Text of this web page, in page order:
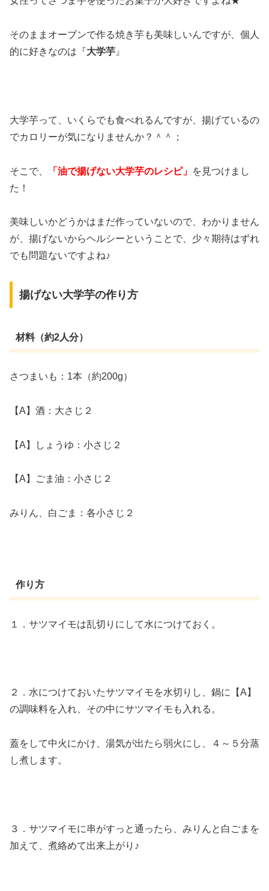
そのままオーブンで作る焼き芋も美味しいんですが、個人
的に好きなのは 『大学芋 』
大学芋って、いくらでも食べれるんですが、揚げているの
でカロリーが気になりませんか？＾＾；
そこで、 「油で揚げない大学芋のレシピ」 を見つけまし
た！
美味しいかどうかはまだ作っていないので、わかりません
が、揚げないからヘルシーということで、少々期待はずれ
でも問題ないですよね♪
揚げない大学芋の作り方
材料（約2人分）
さつまいも：1本（約200g）
【A】酒：大さじ２
【A】しょうゆ：小さじ２
【A】ごま油：小さじ２
みりん、白ごま：各小さじ２
作り方
１．サツマイモは乱切りにして水につけておく。
２．水につけておいたサツマイモを水切りし、鍋に【A】
の調味料を入れ、その中にサツマイモも入れる。
蓋をして中火にかけ、湯気が出たら弱火にし、４～５分蒸
し煮します。
３．サツマイモに串がすっと通ったら、みりんと白ごまを
加えて、煮絡めて出来上がり♪